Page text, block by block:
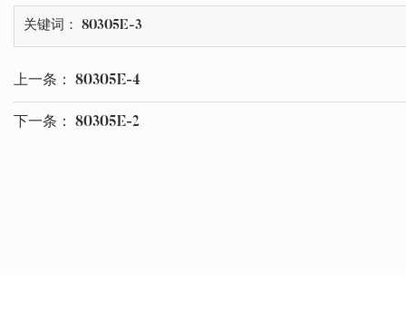
关键词： 80305E-3
上一条： 80305E-4
下一条： 80305E-2